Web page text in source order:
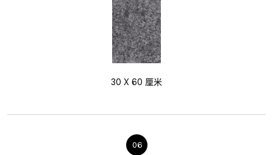
30 X 60 厘米
06